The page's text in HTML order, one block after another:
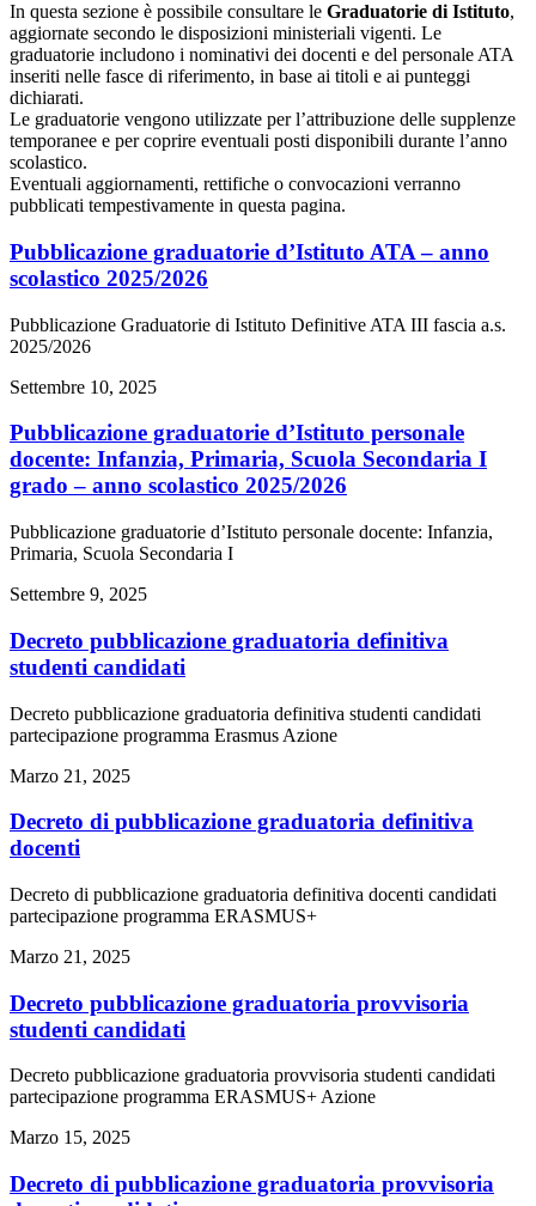
In questa sezione è possibile consultare le Graduatorie di Istituto,
aggiornate secondo le disposizioni ministeriali vigenti. Le
graduatorie includono i nominativi dei docenti e del personale ATA
inseriti nelle fasce di riferimento, in base ai titoli e ai punteggi
dichiarati.
Le graduatorie vengono utilizzate per l’attribuzione delle supplenze
temporanee e per coprire eventuali posti disponibili durante l’anno
scolastico.
Eventuali aggiornamenti, rettifiche o convocazioni verranno
pubblicati tempestivamente in questa pagina.
Pubblicazione graduatorie d’Istituto ATA – anno
scolastico 2025/2026
Pubblicazione Graduatorie di Istituto Definitive ATA III fascia a.s.
2025/2026
Settembre 10, 2025
Pubblicazione graduatorie d’Istituto personale
docente: Infanzia, Primaria, Scuola Secondaria I
grado – anno scolastico 2025/2026
Pubblicazione graduatorie d’Istituto personale docente: Infanzia,
Primaria, Scuola Secondaria I
Settembre 9, 2025
Decreto pubblicazione graduatoria definitiva
studenti candidati
Decreto pubblicazione graduatoria definitiva studenti candidati
partecipazione programma Erasmus Azione
Marzo 21, 2025
Decreto di pubblicazione graduatoria definitiva
docenti
Decreto di pubblicazione graduatoria definitiva docenti candidati
partecipazione programma ERASMUS+
Marzo 21, 2025
Decreto pubblicazione graduatoria provvisoria
studenti candidati
Decreto pubblicazione graduatoria provvisoria studenti candidati
partecipazione programma ERASMUS+ Azione
Marzo 15, 2025
Decreto di pubblicazione graduatoria provvisoria